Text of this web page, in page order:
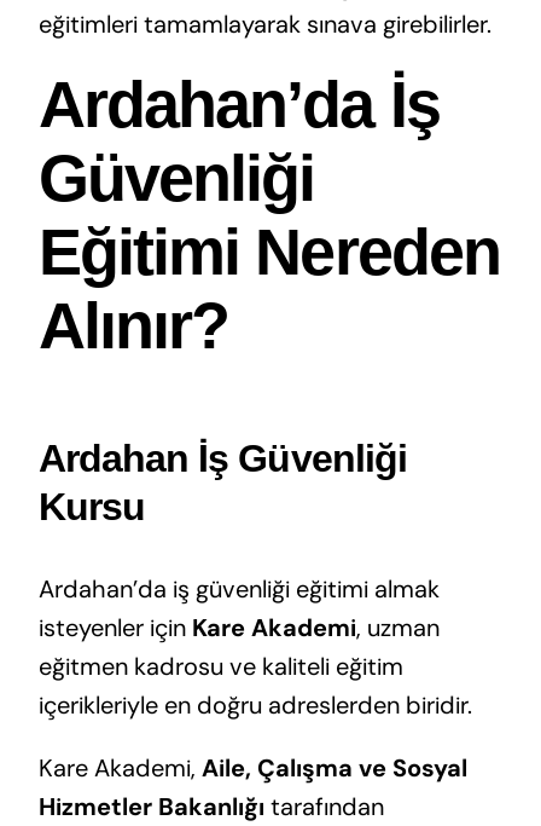
eğitimleri tamamlayarak sınava girebilirler.
Ardahan’da İş
Güvenliği
Eğitimi Nereden
Alınır?
Ardahan İş Güvenliği
Kursu
Ardahan’da iş güvenliği eğitimi almak
isteyenler için Kare Akademi, uzman
eğitmen kadrosu ve kaliteli eğitim
içerikleriyle en doğru adreslerden biridir.
Kare Akademi, Aile, Çalışma ve Sosyal
Hizmetler Bakanlığı tarafından